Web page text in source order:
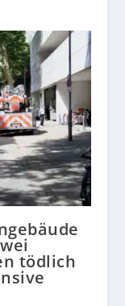
tödlich